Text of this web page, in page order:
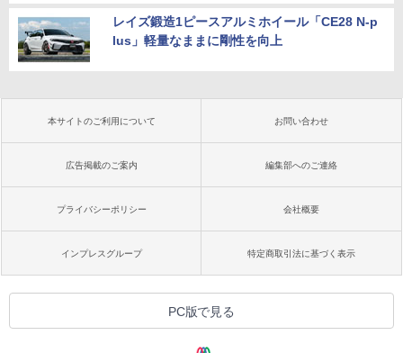
レイズ鍛造1ピースアルミホイール「CE28 N-p
lus」軽量なままに剛性を向上
本サイトのご利用について お問い合わせ
広告掲載のご案内 編集部へのご連絡
プライバシーポリシー 会社概要
インプレスグループ 特定商取引法に基づく表示
PC版で見る